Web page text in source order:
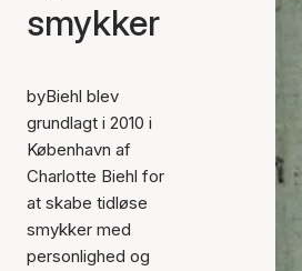
smykker
byBiehl blev
grundlagt i 2010 i
København af
Charlotte Biehl for
at skabe tidløse
smykker med
personlighed og